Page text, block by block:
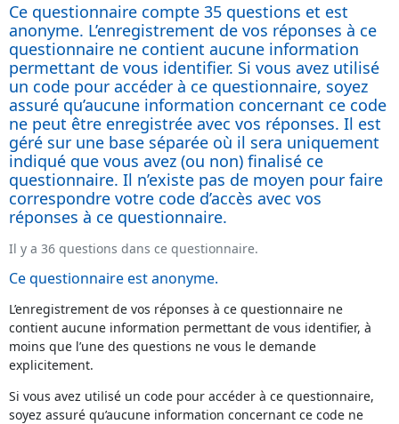
Ce questionnaire compte 35 questions et est
anonyme. L’enregistrement de vos réponses à ce
questionnaire ne contient aucune information
permettant de vous identifier. Si vous avez utilisé
un code pour accéder à ce questionnaire, soyez
assuré qu’aucune information concernant ce code
ne peut être enregistrée avec vos réponses. Il est
géré sur une base séparée où il sera uniquement
indiqué que vous avez (ou non) finalisé ce
questionnaire. Il n’existe pas de moyen pour faire
correspondre votre code d’accès avec vos
réponses à ce questionnaire.
Il y a 36 questions dans ce questionnaire.
Ce questionnaire est anonyme.
L’enregistrement de vos réponses à ce questionnaire ne
contient aucune information permettant de vous identifier, à
moins que l’une des questions ne vous le demande
explicitement.
Si vous avez utilisé un code pour accéder à ce questionnaire,
soyez assuré qu’aucune information concernant ce code ne